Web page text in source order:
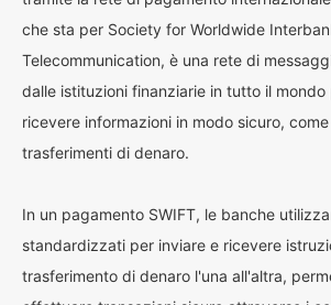
che sta per Society for Worldwide
Telecommunication, è una rete di
dalle istituzioni finanziarie in tutto il mondo
ricevere informazioni in modo sicuro,
trasferimenti di denaro.
In un pagamento SWIFT, le banche
standardizzati per inviare e ricevere
trasferimento di denaro l'una all'altra,